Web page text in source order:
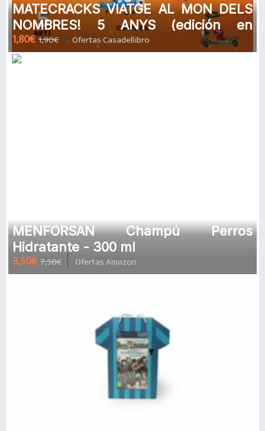
MATECRACKS VIATGE AL MON DELS
NOMBRES! 5 ANYS (edición en
catalán) de ANGEL ALSINA
1,80€ 1,90€ Ofertas Casadellibro
MENFORSAN Champú Perros
Hidratante - 300 ml
3,50€ 7,50€ Ofertas Amazon